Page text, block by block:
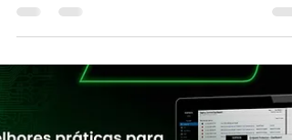
Agricio Santana
Guia Completo para Configurar
e Usar o Webex
Aprenda como configurar e usar o Webex de